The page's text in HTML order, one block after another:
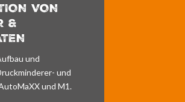
VON
&
und
und
und M1.